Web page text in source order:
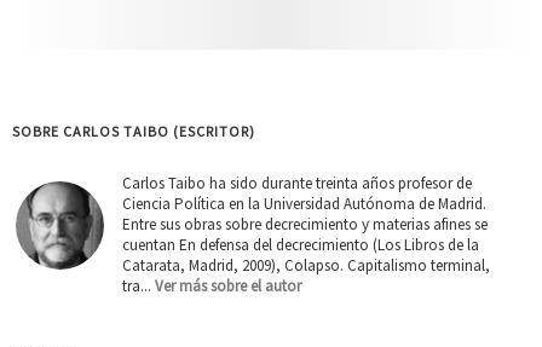
SOBRE CARLOS TAIBO (ESCRITOR)
Carlos Taibo ha sido durante treinta años profesor de
Ciencia Política en la Universidad Autónoma de Madrid.
Entre sus obras sobre decrecimiento y materias afines se
cuentan En defensa del decrecimiento (Los Libros de la
Catarata, Madrid, 2009), Colapso. Capitalismo terminal,
tra... Ver más sobre el autor